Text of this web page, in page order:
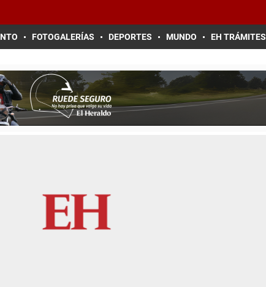
FOTOGALERÍAS DEPORTES MUNDO EH TRÁMITES